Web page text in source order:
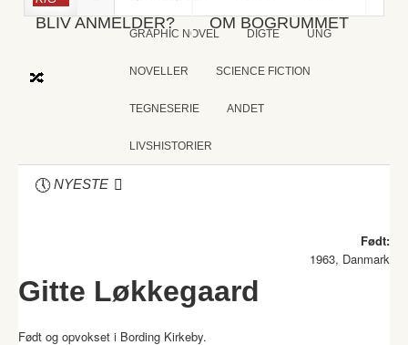
BLIV ANMELDER? OM BOGRUMMET
GRAPHIC NOVEL DIGTE UNG
NOVELLER SCIENCE FICTION
TEGNESERIE ANDET
LIVSHISTORIER
NYESTE
Født:
1963, Danmark
Gitte Løkkegaard
Født og opvokset i Bording Kirkeby.